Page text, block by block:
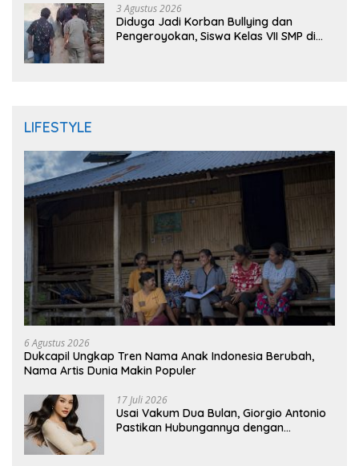
3 Agustus 2026
Diduga Jadi Korban Bullying dan
Pengeroyokan, Siswa Kelas VII SMP di
LIFESTYLE
6 Agustus 2026
Dukcapil Ungkap Tren Nama Anak Indonesia Berubah,
Nama Artis Dunia Makin Populer
17 Juli 2026
Usai Vakum Dua Bulan, Giorgio Antonio
Pastikan Hubungannya dengan